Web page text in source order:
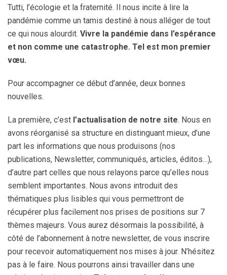
Tutti, l’écologie et la fraternité. Il nous incite à lire la
pandémie comme un tamis destiné à nous alléger de tout
ce qui nous alourdit. Vivre la pandémie dans l’espérance
et non comme une catastrophe. Tel est mon premier
vœu.
Pour accompagner ce début d’année, deux bonnes
nouvelles.
La première, c’est l’actualisation de notre site. Nous en
avons réorganisé sa structure en distinguant mieux, d’une
part les informations que nous produisons (nos
publications, Newsletter, communiqués, articles, éditos…),
d’autre part celles que nous relayons parce qu’elles nous
semblent importantes. Nous avons introduit des
thématiques plus lisibles qui vous permettront de
récupérer plus facilement nos prises de positions sur 7
thèmes majeurs. Vous aurez désormais la possibilité, à
côté de l’abonnement à notre newsletter, de vous inscrire
pour recevoir automatiquement nos mises à jour. N’hésitez
pas à le faire. Nous pourrons ainsi travailler dans une